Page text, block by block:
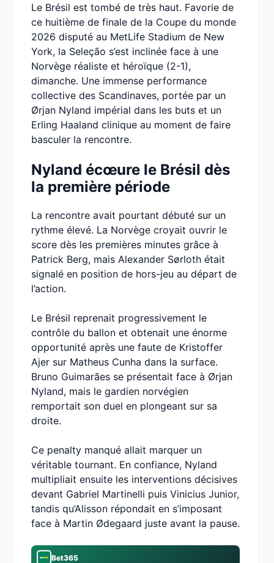
Le Brésil est tombé de très haut. Favorie de
ce huitième de finale de la Coupe du monde
2026 disputé au MetLife Stadium de New
York, la Seleção s’est inclinée face à une
Norvège réaliste et héroïque (2-1),
dimanche. Une immense performance
collective des Scandinaves, portée par un
Ørjan Nyland impérial dans les buts et un
Erling Haaland clinique au moment de faire
basculer la rencontre.
Nyland écœure le Brésil dès
la première période
La rencontre avait pourtant débuté sur un
rythme élevé. La Norvège croyait ouvrir le
score dès les premières minutes grâce à
Patrick Berg, mais Alexander Sørloth était
signalé en position de hors-jeu au départ de
l’action.
Le Brésil reprenait progressivement le
contrôle du ballon et obtenait une énorme
opportunité après une faute de Kristoffer
Ajer sur Matheus Cunha dans la surface.
Bruno Guimarães se présentait face à Ørjan
Nyland, mais le gardien norvégien
remportait son duel en plongeant sur sa
droite.
Ce penalty manqué allait marquer un
véritable tournant. En confiance, Nyland
multipliait ensuite les interventions décisives
devant Gabriel Martinelli puis Vinicius Junior,
tandis qu’Alisson répondait en s’imposant
face à Martin Ødegaard juste avant la pause.
Bet365